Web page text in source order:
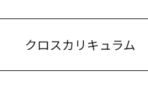
クロスカリキュラム